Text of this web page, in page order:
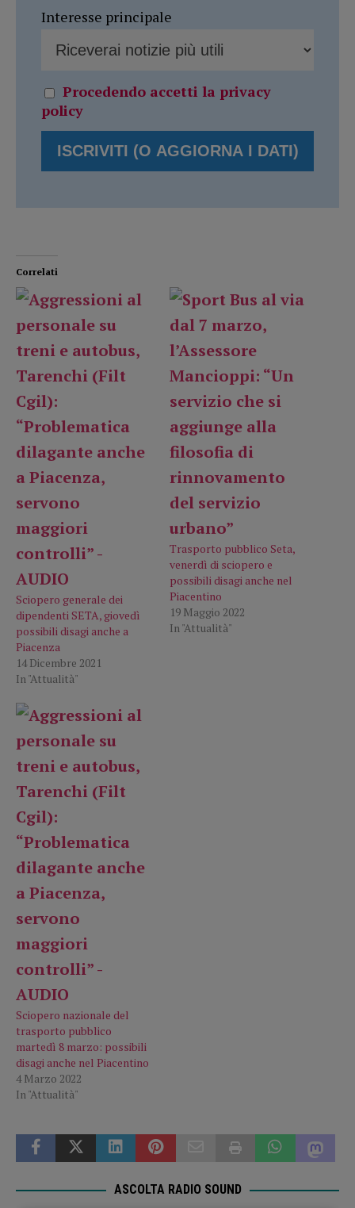
Interesse principale
Procedendo accetti la privacy
policy
Correlati
Sciopero generale dei
dipendenti SETA, giovedì
possibili disagi anche a
Piacenza
14 Dicembre 2021
In "Attualità"
Trasporto pubblico Seta,
venerdì di sciopero e
possibili disagi anche nel
Piacentino
19 Maggio 2022
In "Attualità"
Sciopero nazionale del
trasporto pubblico
martedì 8 marzo: possibili
disagi anche nel Piacentino
4 Marzo 2022
In "Attualità"
ASCOLTA RADIO SOUND